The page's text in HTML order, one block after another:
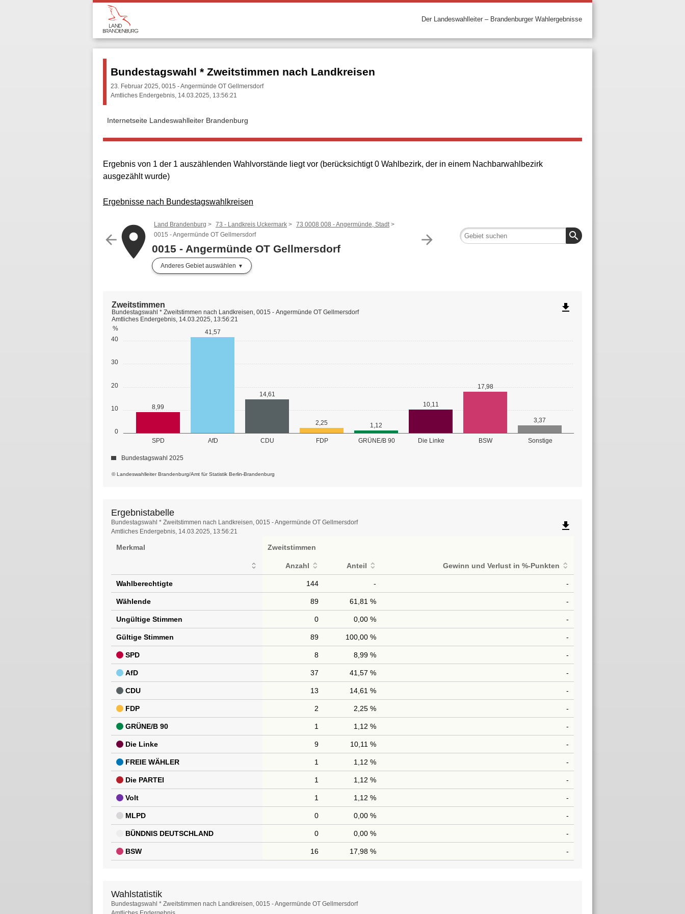
Der Landeswahlleiter – Brandenburger Wahlergebnisse
Bundestagswahl * Zweitstimmen nach Landkreisen
23. Februar 2025, 0015 - Angermünde OT Gellmersdorf
Amtliches Endergebnis, 14.03.2025, 13:56:21
Internetseite Landeswahlleiter Brandenburg
Ergebnis von 1 der 1 auszählenden Wahlvorstände liegt vor (berücksichtigt 0 Wahlbezirk, der in einem Nachbarwahlbezirk
ausgezählt wurde)
Ergebnisse nach Bundestagswahlkreisen
arrow_back arrow_forward
placeLand Brandenburg 73 - Landkreis Uckermark
73 0008 008 - Angermünde, Stadt
0015 - Angermünde OT Gellmersdorf
0015 - Angermünde OT Gellmersdorf
Anderes Gebiet auswählen
search
0
10
20
30
40
%
SPD AfD CDU FDP GRÜNE/B 90 Die Linke BSW Sonstige
8,99
41,57
14,61
2,25 1,12
10,11
17,98
3,37
© Landeswahlleiter Brandenburg/Amt für Statistik Berlin-Brandenburg
Zweitstimmen
Bundestagswahl * Zweitstimmen nach Landkreisen, 0015 - Angermünde OT Gellmersdorf
Amtliches Endergebnis, 14.03.2025, 13:56:21
Bundestagswahl 2025
file_download
Ergebnistabelle
Ergebnistabelle
Bundestagswahl * Zweitstimmen nach Landkreisen, 0015 - Angermünde OT Gellmersdorf
Amtliches Endergebnis, 14.03.2025, 13:56:21
file_download
Merkmal Zweitstimmen
Anzahl Anteil Gewinn und Verlust in %-Punkten
Wahlberechtigte 144 - -
Wählende 89 61,81 % -
Ungültige Stimmen 0 0,00 % -
Gültige Stimmen 89 100,00 % -
SPD 8 8,99 % -
AfD 37 41,57 % -
CDU 13 14,61 % -
FDP 2 2,25 % -
GRÜNE/B 90 1 1,12 % -
Die Linke 9 10,11 % -
FREIE WÄHLER 1 1,12 % -
Die PARTEI 1 1,12 % -
Volt 1 1,12 % -
MLPD 0 0,00 % -
BÜNDNIS DEUTSCHLAND 0 0,00 % -
BSW 16 17,98 % -
Wahlstatistik
Wahlstatistik
Bundestagswahl * Zweitstimmen nach Landkreisen, 0015 - Angermünde OT Gellmersdorf